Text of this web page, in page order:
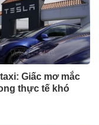
Giấc mơ mắc
thực tế khó